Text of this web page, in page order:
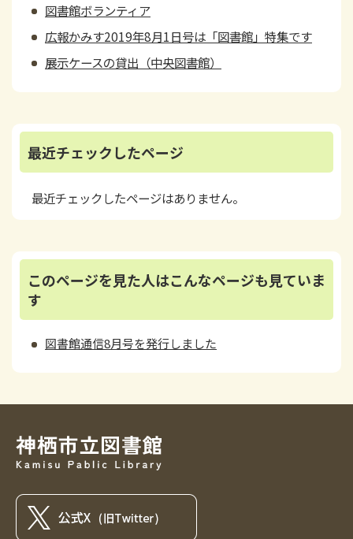
図書館ボランティア
広報かみす2019年8月1日号は「図書館」特集です
展示ケースの貸出（中央図書館）
最近チェックしたページ
最近チェックしたページはありません。
このページを見た人はこんなページも見ていま
す
図書館通信8月号を発行しました